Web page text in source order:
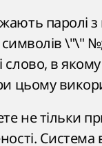
паролі з
символів \"\"
в
цьому
не тільки
Система